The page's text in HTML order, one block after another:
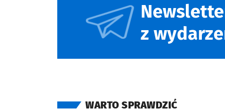
z
WARTO SPRAWDZIĆ